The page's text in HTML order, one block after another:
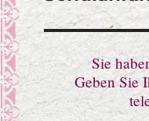
Sie
Geben Sie